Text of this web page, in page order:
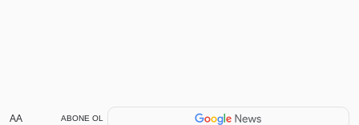
AA ABONE OL